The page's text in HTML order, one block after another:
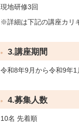
現地研修3回
※詳細は下記の講座カリ
3.講座期間
令和8年9月から令和9年
4.募集人数
10名 先着順